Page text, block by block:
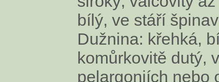
bílý, ve stáří
Dužnina: křehká,
komůrkovitě dutý,
pelargoniích nebo